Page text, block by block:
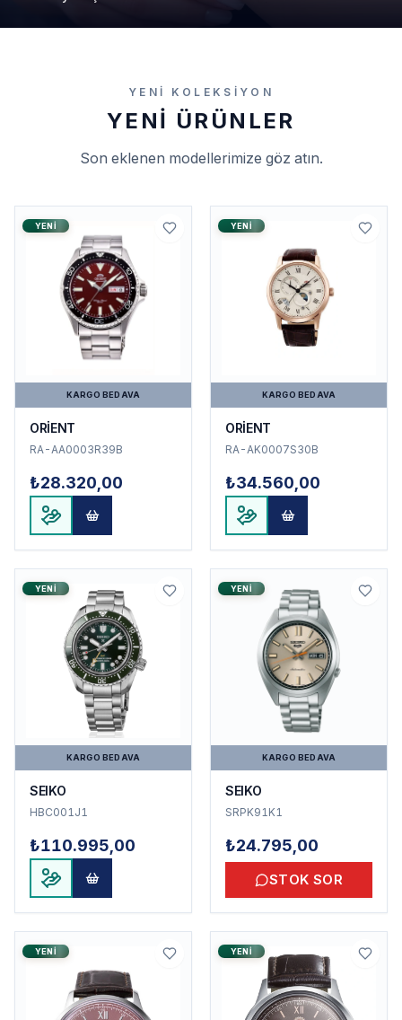
YENI KOLEKSIYON
YENI ÜRÜNLER
Son eklenen modellerimize göz atın.
YENI
KARGO BEDAVA
ORİENT
RA-AA0003R39B
₺28.320,00
YENI
KARGO BEDAVA
ORİENT
RA-AK0007S30B
₺34.560,00
YENI
KARGO BEDAVA
SEIKO
HBC001J1
₺110.995,00
YENI
KARGO BEDAVA
SEIKO
SRPK91K1
₺24.795,00
STOK SOR
YENI YENI